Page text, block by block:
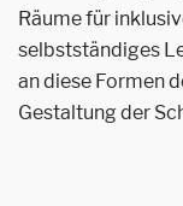
Räume für
selbstständiges
an diese Formen
Gestaltung der